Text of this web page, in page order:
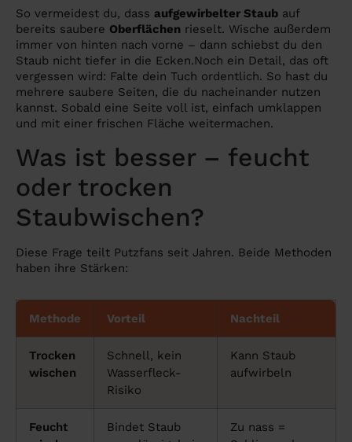
So vermeidest du, dass aufgewirbelter Staub auf
bereits saubere Oberflächen rieselt. Wische außerdem
immer von hinten nach vorne – dann schiebst du den
Staub nicht tiefer in die Ecken.Noch ein Detail, das oft
vergessen wird: Falte dein Tuch ordentlich. So hast du
mehrere saubere Seiten, die du nacheinander nutzen
kannst. Sobald eine Seite voll ist, einfach umklappen
und mit einer frischen Fläche weitermachen.
Was ist besser – feucht
oder trocken
Staubwischen?
Diese Frage teilt Putzfans seit Jahren. Beide Methoden
haben ihre Stärken:
Methode Vorteil Nachteil
Trocken
wischen
Schnell, kein
Wasserfleck-
Risiko
Kann Staub
aufwirbeln
Feucht
Bindet Staub
Zu nass =